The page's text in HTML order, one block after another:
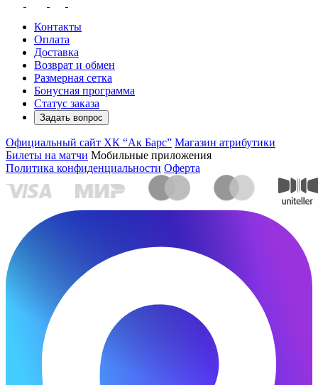
Контакты
Оплата
Доставка
Возврат и обмен
Размерная сетка
Бонусная программа
Статус заказа
Задать вопрос
Официальный сайт ХК “Ак Барс” Магазин атрибутики
Билеты на матчи Мобильные приложения
Политика конфиденциальности Оферта